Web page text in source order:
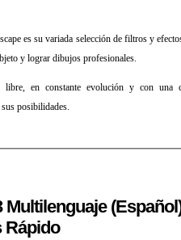
es su variada selección de filtros y
y lograr dibujos profesionales.
en constante evolución y con una
posibilidades.
Multilenguaje
Rápido